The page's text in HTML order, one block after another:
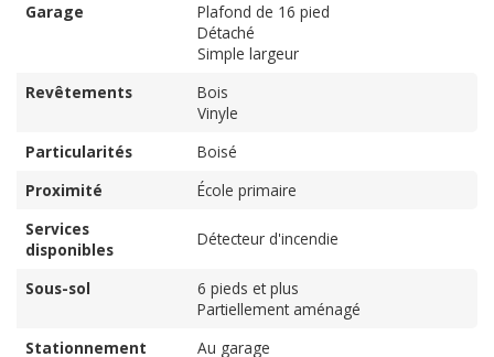
Garage
Plafond de 16 pied
Détaché
Simple largeur
Revêtements
Bois
Vinyle
Particularités
Boisé
Proximité
École primaire
Services
disponibles
Détecteur d'incendie
Sous-sol
6 pieds et plus
Partiellement aménagé
Stationnement
Au garage